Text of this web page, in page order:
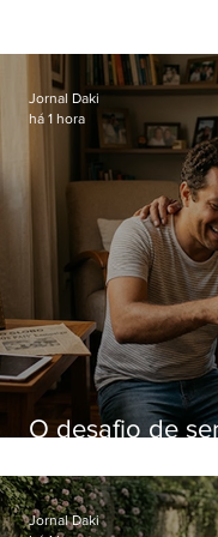
O desafio de
Jornal Daki
há 1 hora
Jornal Daki